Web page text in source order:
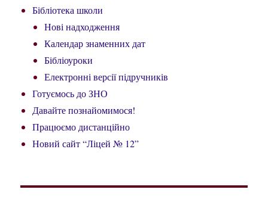
Бібліотека школи
Нові надходження
Календар знаменних дат
Бібліоуроки
Електронні версії підручників
Готуємось до ЗНО
Давайте познайомимося!
Працюємо дистанційно
Новий сайт “Ліцей № 12”